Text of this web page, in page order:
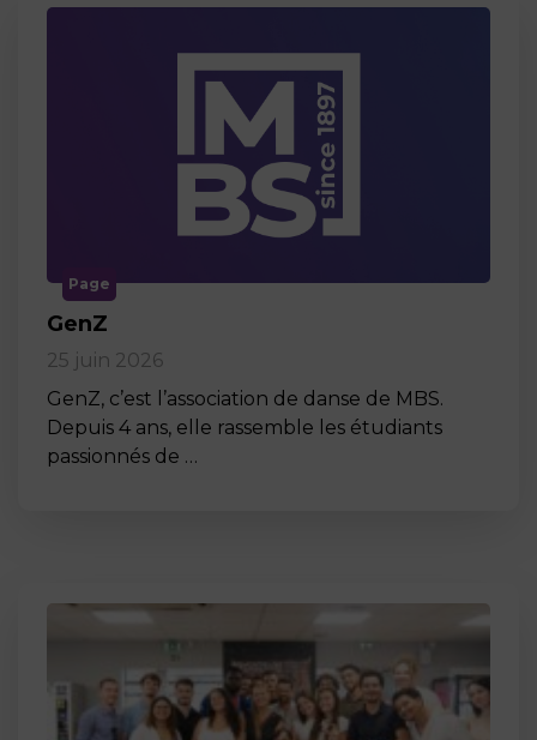
Page
GenZ
25 juin 2026
GenZ, c’est l’association de danse de MBS.
Depuis 4 ans, elle rassemble les étudiants
passionnés de …